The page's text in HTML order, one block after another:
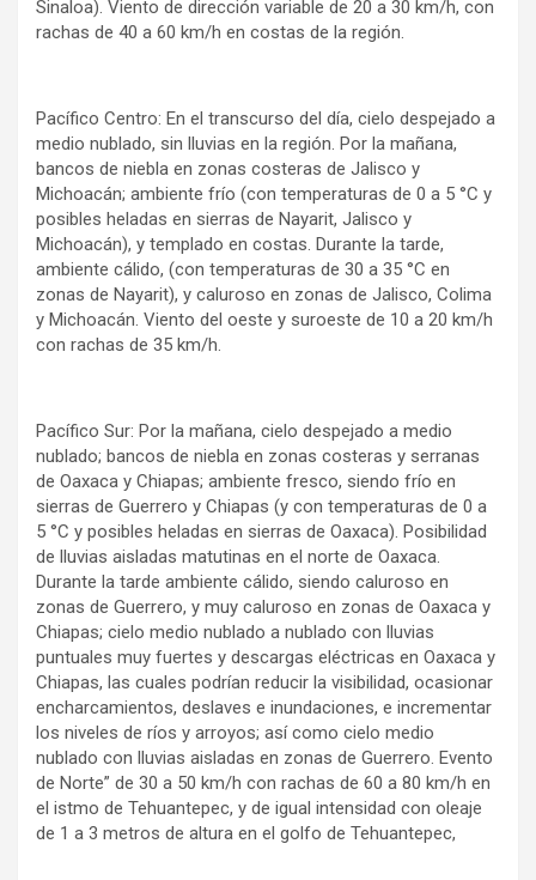
Sinaloa). Viento de dirección variable de 20 a 30 km/h, con
rachas de 40 a 60 km/h en costas de la región.
Pacífico Centro: En el transcurso del día, cielo despejado a
medio nublado, sin lluvias en la región. Por la mañana,
bancos de niebla en zonas costeras de Jalisco y
Michoacán; ambiente frío (con temperaturas de 0 a 5 °C y
posibles heladas en sierras de Nayarit, Jalisco y
Michoacán), y templado en costas. Durante la tarde,
ambiente cálido, (con temperaturas de 30 a 35 °C en
zonas de Nayarit), y caluroso en zonas de Jalisco, Colima
y Michoacán. Viento del oeste y suroeste de 10 a 20 km/h
con rachas de 35 km/h.
Pacífico Sur: Por la mañana, cielo despejado a medio
nublado; bancos de niebla en zonas costeras y serranas
de Oaxaca y Chiapas; ambiente fresco, siendo frío en
sierras de Guerrero y Chiapas (y con temperaturas de 0 a
5 °C y posibles heladas en sierras de Oaxaca). Posibilidad
de lluvias aisladas matutinas en el norte de Oaxaca.
Durante la tarde ambiente cálido, siendo caluroso en
zonas de Guerrero, y muy caluroso en zonas de Oaxaca y
Chiapas; cielo medio nublado a nublado con lluvias
puntuales muy fuertes y descargas eléctricas en Oaxaca y
Chiapas, las cuales podrían reducir la visibilidad, ocasionar
encharcamientos, deslaves e inundaciones, e incrementar
los niveles de ríos y arroyos; así como cielo medio
nublado con lluvias aisladas en zonas de Guerrero. Evento
de Norte” de 30 a 50 km/h con rachas de 60 a 80 km/h en
el istmo de Tehuantepec, y de igual intensidad con oleaje
de 1 a 3 metros de altura en el golfo de Tehuantepec,